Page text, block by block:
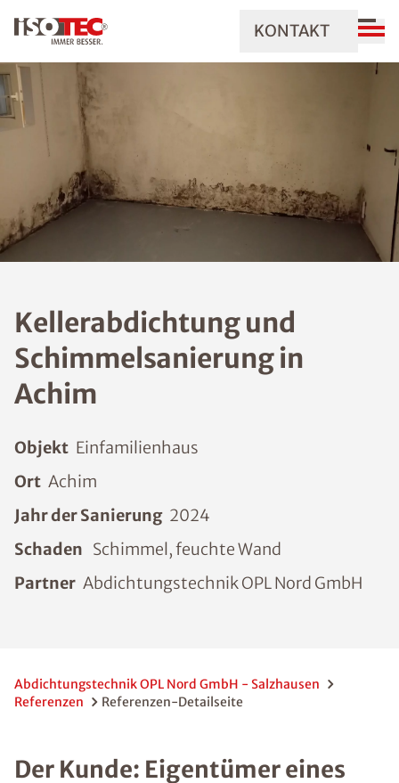
KONTAKT
Kellerabdichtung und
Schimmelsanierung in
Achim
Objekt Einfamilienhaus
Ort Achim
Jahr der Sanierung 2024
Schaden Schimmel, feuchte Wand
Partner Abdichtungstechnik OPL Nord GmbH
Abdichtungstechnik OPL Nord GmbH - Salzhausen
Referenzen
Referenzen-Detailseite
Der Kunde: Eigentümer eines